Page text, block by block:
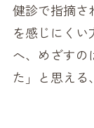
健診で指摘さ
を感じにく
へ、めざすの
た」と思える